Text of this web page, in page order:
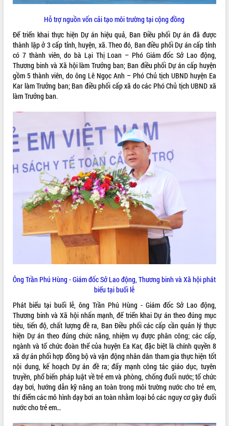
Ngành cá ngừ Đắk Lắk chủ động thích
ứng để giữ vững thị trường xuất khẩu
Diễn đàn Kinh tế tư nhân Việt Nam đột
phá cơ chế - Hợp tác công tư
Đề án 06 tạo bước ngoặt đột phá trong
cải cách hành chính tỉnh Đắk Lắk
Kết nối tour, đẩy mạnh chuyển đổi số
để phát triển du lịch Đắk Lắk
Khởi động Dự án Đầu tư xây dựng hạ
Gặp mặt các cơ quan báo chí nhân Kỷ
niệm 101 năm Ngày Báo chí Cách
mạng Việt Nam
Đắk Lắk sơ kết 4 năm triển khai thực
hiện Đề án 06 của Chính phủ
Họp báo thông tin về Hội nghị Công bố
Quy hoạch và Xúc tiến đầu tư tỉnh Đắk
Khơi thông điểm nghẽn, đẩy nhanh
giải ngân vốn khắc phục thiên tai
HĐND tỉnh thông qua điều chỉnh Quy
hoạch tỉnh thời kỳ 2021-2030
Hội thảo góp ý hồ sơ điều chỉnh quy
hoạch tỉnh Đắk Lắk thời kỳ 2021-2030,
Nâng cao hiệu quả hoạt động của các
doanh nghiệp nhà nước
Hội nghị triển khai kết nối mạng
truyền số liệu chuyên dùng phục vụ cơ
quan Đảng, Nhà nước
Lễ phát động chuỗi hoạt động chung
tay làm sạch môi trường
Xã Ea Kar bước chuyển mình trong
công tác cải cách hành chính mô hình
mới
UBND tỉnh họp báo định kỳ tháng 4
năm 2026
Hỗ trợ nguồn vốn cải tạo môi trường tại cộng đồng
Để triển khai thực hiện Dự án hiệu quả, Ban Điều phối Dự án đã được
thành lập ở 3 cấp tỉnh, huyện, xã. Theo đó, Ban điều phối Dự án cấp tỉnh
có 7 thành viên, do bà Lại Thị Loan – Phó Giám đốc Sở Lao động,
Thương binh và Xã hội làm Trưởng ban; Ban điều phối Dự án cấp huyện
gồm 5 thành viên, do ông Lê Ngọc Anh – Phó Chủ tịch UBND huyện Ea
Kar làm Trưởng ban; Ban điều phối cấp xã do các Phó Chủ tịch UBND xã
làm Trưởng ban.
Ông Trần Phú Hùng - Giám đốc Sở Lao động, Thương binh và Xã hội phát
biểu tại buổi lễ
Phát biểu tại buổi lễ, ông Trần Phú Hùng - Giám đốc Sở Lao động,
Thương binh và Xã hội nhấn mạnh, để triển khai Dự án theo đúng mục
tiêu, tiến độ, chất lượng đề ra, Ban Điều phối các cấp cần quản lý thực
hiện Dự án theo đúng chức năng, nhiệm vụ được phân công; các cấp,
ngành và tổ chức đoàn thể của huyện Ea Kar, đặc biệt là chính quyền 8
xã dự án phối hợp đồng bộ và vận động nhân dân tham gia thực hiện tốt
nội dung, kế hoạch Dự án đề ra; đẩy mạnh công tác giáo dục, tuyên
truyền, phổ biến pháp luật về trẻ em và phòng, chống đuối nước; tổ chức
dạy bơi, hướng dẫn kỹ năng an toàn trong môi trường nước cho trẻ em,
thí điểm các mô hình dạy bơi an toàn nhằm loại bỏ các nguy cơ gây đuối
nước cho trẻ em…